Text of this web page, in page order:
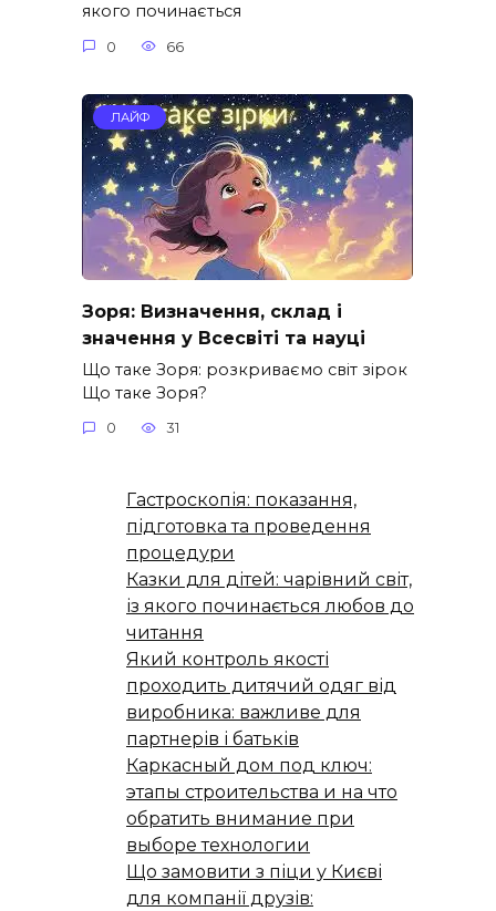
якого починається
0 66
ЛАЙФ
Зоря: Визначення, склад і
значення у Всесвіті та науці
Що таке Зоря: розкриваємо світ зірок
Що таке Зоря?
0 31
Гастроскопія: показання,
підготовка та проведення
процедури
Казки для дітей: чарівний світ,
із якого починається любов до
читання
Який контроль якості
проходить дитячий одяг від
виробника: важливе для
партнерів і батьків
Каркасный дом под ключ:
этапы строительства и на что
обратить внимание при
выборе технологии
Що замовити з піци у Києві
для компанії друзів: